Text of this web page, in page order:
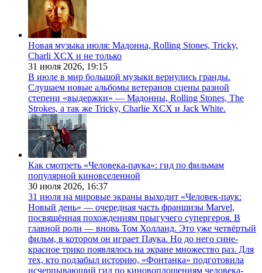
Новая музыка июля: Мадонна, Rolling Stones, Tricky,
Charli XCX и не только
31 июля 2026, 19:15
В июле в мир большой музыки вернулись гранды.
Слушаем новые альбомы ветеранов сцены разной
степени «выдержки» — Мадонны, Rolling Stones, The
Strokes, а так же Tricky, Charlie XCX и Jack White.
Как смотреть «Человека-паука»: гид по фильмам
популярной киновселенной
30 июля 2026, 16:37
31 июля на мировые экраны выходит «Человек-паук:
Новый день» — очередная часть франшизы Marvel,
посвящённая похождениям прыгучего супергероя. В
главной роли — вновь Том Холланд. Это уже четвёртый
фильм, в котором он играет Паука. Но до него сине-
красное трико появлялось на экране множество раз. Для
тех, кто подзабыл историю, «Фонтанка» подготовила
исчерпывающий гид по киновоплощениям человека-